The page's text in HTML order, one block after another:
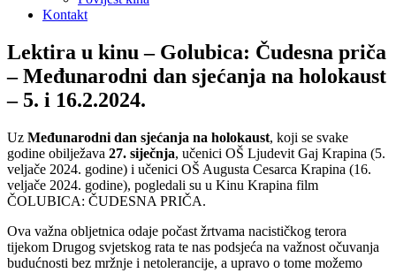
Kontakt
Lektira u kinu – Golubica: Čudesna priča
– Međunarodni dan sjećanja na holokaust
– 5. i 16.2.2024.
Uz Međunarodni dan sjećanja na holokaust, koji se svake
godine obilježava 27. siječnja, učenici OŠ Ljudevit Gaj Krapina (5.
veljače 2024. godine) i učenici OŠ Augusta Cesarca Krapina (16.
veljače 2024. godine), pogledali su u Kinu Krapina film
ČOLUBICA: ČUDESNA PRIČA.
Ova važna obljetnica odaje počast žrtvama nacističkog terora
tijekom Drugog svjetskog rata te nas podsjeća na važnost očuvanja
budućnosti bez mržnje i netolerancije, a upravo o tome možemo